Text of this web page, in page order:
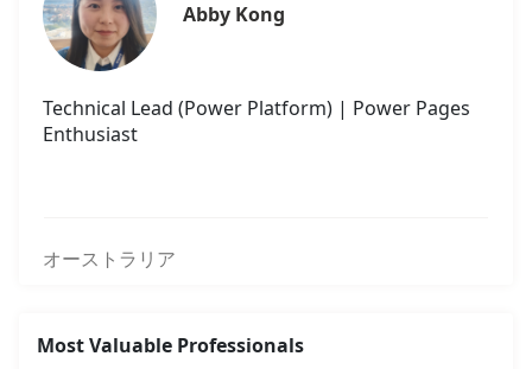
Abby Kong
Technical Lead (Power Platform) | Power Pages
Enthusiast
オーストラリア
Most Valuable Professionals